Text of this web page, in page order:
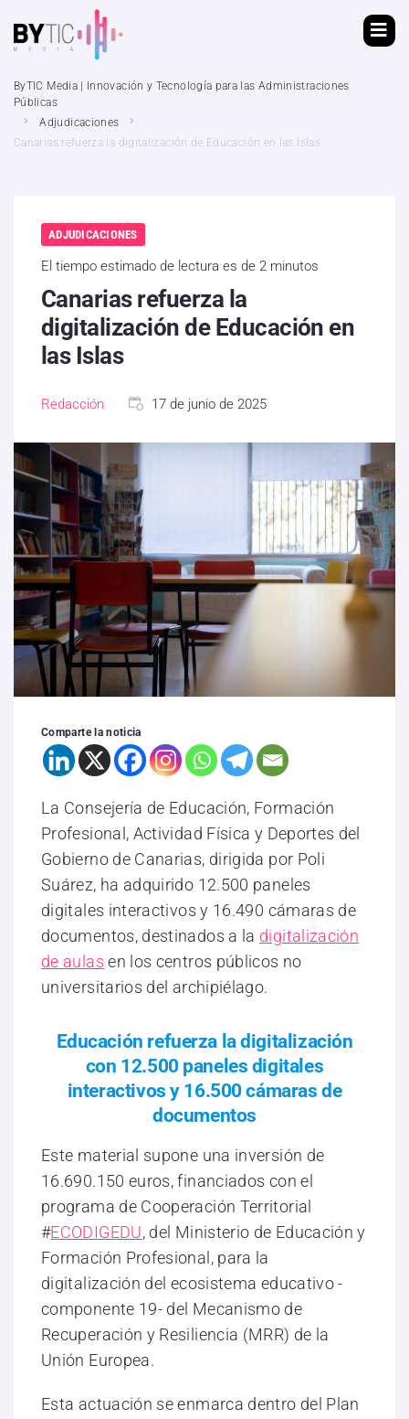
ByTIC Media | Innovación y Tecnología para las Administraciones
Públicas
Adjudicaciones
Canarias refuerza la digitalización de Educación en las Islas
ADJUDICACIONES
El tiempo estimado de lectura es de 2 minutos
Canarias refuerza la
digitalización de Educación en
las Islas
Redacción 17 de junio de 2025
Comparte la noticia
La Consejería de Educación, Formación
Profesional, Actividad Física y Deportes del
Gobierno de Canarias, dirigida por Poli
Suárez, ha adquirido 12.500 paneles
digitales interactivos y 16.490 cámaras de
documentos, destinados a la digitalización
de aulas en los centros públicos no
universitarios del archipiélago.
Educación refuerza la digitalización
con 12.500 paneles digitales
interactivos y 16.500 cámaras de
documentos
Este material supone una inversión de
16.690.150 euros, financiados con el
programa de Cooperación Territorial
#ECODIGEDU, del Ministerio de Educación y
Formación Profesional, para la
digitalización del ecosistema educativo -
componente 19- del Mecanismo de
Recuperación y Resiliencia (MRR) de la
Unión Europea.
Esta actuación se enmarca dentro del Plan